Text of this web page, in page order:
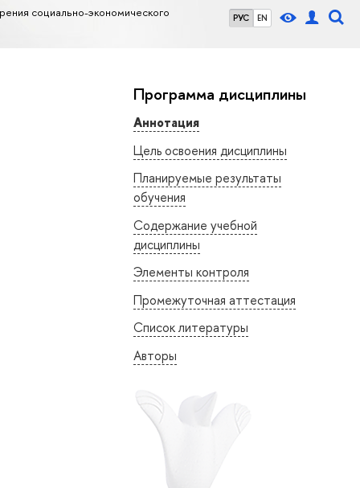
РУС EN
социально-экономического
Программа дисциплины
Аннотация
Цель освоения дисциплины
Планируемые результаты
обучения
Содержание учебной
дисциплины
Элементы контроля
Промежуточная аттестация
Список литературы
Авторы